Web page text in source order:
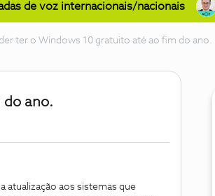
de voz internacionais/nacionais
ter o Windows 10 gratuito até ao fim do ano.
do ano.
atualização aos sistemas que